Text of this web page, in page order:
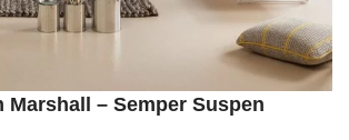
Marshall – Semper Suspen